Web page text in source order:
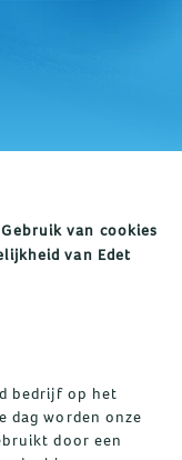
Gebruik van cookies
van Edet
bedrijf op het
dag worden onze
door een